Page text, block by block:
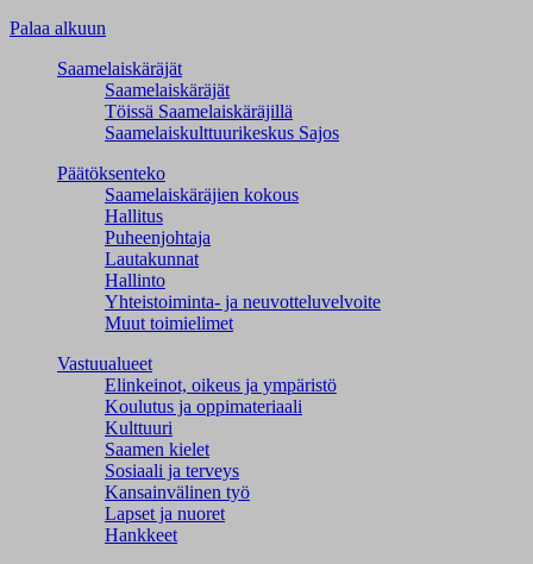
Palaa alkuun
Saamelaiskäräjät
Saamelaiskäräjät
Töissä Saamelaiskäräjillä
Saamelaiskulttuuri­keskus Sajos
Päätöksenteko
Saamelaiskäräjien kokous
Hallitus
Puheenjohtaja
Lautakunnat
Hallinto
Yhteistoiminta- ja neuvotteluvelvoite
Muut toimielimet
Vastuualueet
Elinkeinot, oikeus ja ympäristö
Koulutus ja oppimateriaali
Kulttuuri
Saamen kielet
Sosiaali ja terveys
Kansainvälinen työ
Lapset ja nuoret
Hankkeet